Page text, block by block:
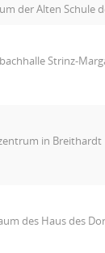
der Alten Schule
Strinz-
in Breithardt
des Haus des